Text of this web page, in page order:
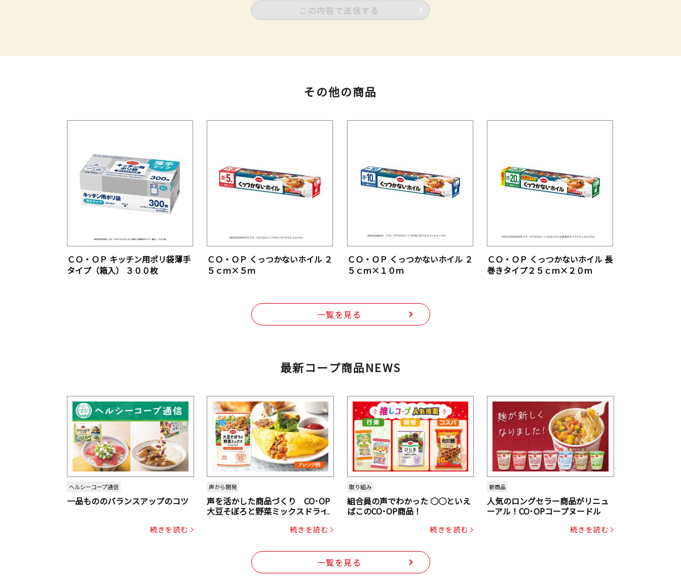
この内容で送信する
その他の商品
ＣＯ・ＯＰ キッチン用ポリ袋薄手
タイプ（箱入） ３００枚
ＣＯ・ＯＰ くっつかないホイル ２
５ｃｍ×５ｍ
ＣＯ・ＯＰ くっつかないホイル ２
５ｃｍ×１０ｍ
ＣＯ・ＯＰ くっつかないホイル 長
巻きタイプ２５ｃｍ×２０ｍ
一覧を見る
最新コープ商品NEWS
ヘルシーコープ通信
一品もののバランスアップのコツ
続きを読む
声から開発
声を活かした商品づくり CO･OP
大豆そぼろと野菜ミックスドライ
続きを読む
取り組み
組合員の声でわかった ○○といえ
ばこのCO･OP商品！
続きを読む
新商品
人気のロングセラー商品がリニュ
ーアル！CO･OPコープヌードル
続きを読む
一覧を見る